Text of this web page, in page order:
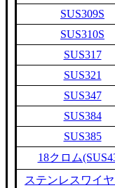
SUS309S
SUS310S
SUS317
SUS321
SUS347
SUS384
SUS385
18クロム
ステンレスワイ